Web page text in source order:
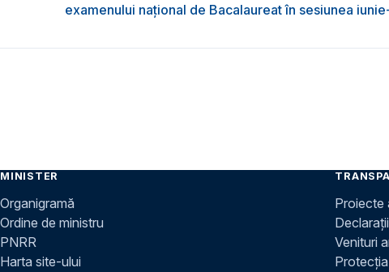
examenului naţional de Bacalaureat în sesiunea
MINISTER
Organigramă
Ordine de ministru
PNRR
Harta site-ului
Proiecte
Venituri